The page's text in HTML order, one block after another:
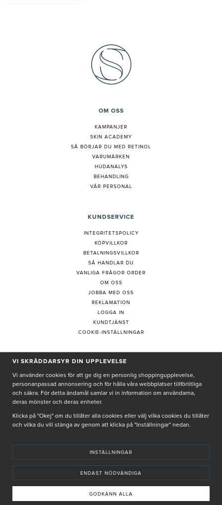
OM OSS
KAMPANJER
SKIN ACADEMY
SÅ BÖRJAR DU MED RETINOL
VARUMÄRKEN
HUDANALYS
BEHANDLING
VÅR PERSONAL
KUNDSERVICE
INTEGRITETSPOLICY
KÖPVILLKOR
BETALNINGSVILLKOR
SÅ HANDLAR DU
VANLIGA FRÅGOR ORDER
OM OSS
JOBBA MED OSS
REKLAMATION
LOGGA IN
KUNDTJÄNST
COOKIE-INSTÄLLNINGAR
PRENUMERERA PÅ NYHETSBREV
Genom att ge min e-post, accepterar jag Seth och Sally integritetspolicy
De uppgifter du matar in kommer endast användas till våra nyhetsbrev.
INNEHÅLLET OCH REKOMMENDATIONERNA PÅ DENNA SIDA ÄR FRAMTAGNA OCH GRANSKADE
AV VÅRA AUKTORISERADE HUDTERAPEUTER.
VI SKRÄDDARSYR DIN UPPLEVELSE
Vi använder cookies för att ge dig en personlig shoppingupplevelse,
personanpassad annonsering och för hålla våra webbplatser tillförlitliga
och säkra. För detta ändamål samlar vi in information om användarna,
deras mönster och deras enheter.
Klicka på "Okej" om du tillåter alla cookies eller välj vilka cookies du tillåter
och vilka du vill stänga av genom att klicka på "Inställningar" nedan.
INSTÄLLNINGAR
ENDAST NÖDVÄNDIGA
GODKÄNN ALLA